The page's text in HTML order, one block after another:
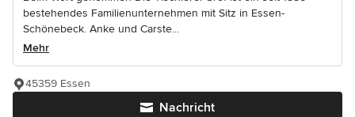
bestehendes Familienunternehmen mit Sitz in Essen-
Schönebeck. Anke und Carste...
Mehr
Nachricht
45359 Essen